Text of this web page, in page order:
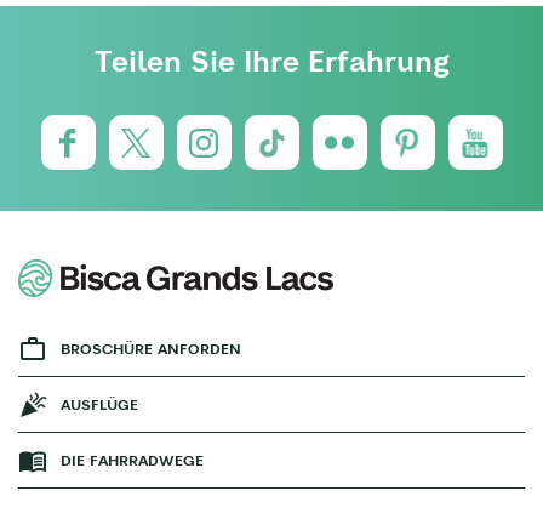
Teilen Sie Ihre Erfahrung
BROSCHÜRE ANFORDEN
AUSFLÜGE
DIE FAHRRADWEGE